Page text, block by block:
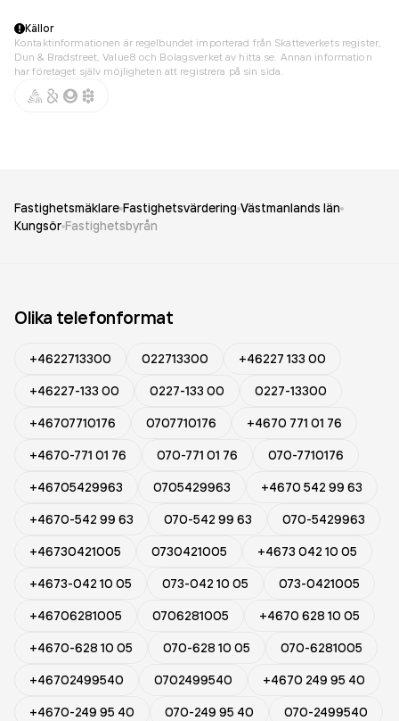
Källor
Kontaktinformationen är regelbundet importerad från Skatteverkets register,
Dun & Bradstreet, Value8 och Bolagsverket av hitta.se. Annan information
har företaget själv möjligheten att registrera på sin sida.
Fastighetsmäklare Fastighetsvärdering Västmanlands län
Kungsör Fastighetsbyrån
Olika telefonformat
+4622713300 022713300
+46227 133 00
+46227-133 00
0227-133 00
0227-13300
+46707710176
0707710176
+4670 771 01 76
+4670-771 01 76
070-771 01 76
070-7710176
+46705429963
0705429963
+4670 542 99 63
+4670-542 99 63
070-542 99 63
070-5429963
+46730421005
0730421005
+4673 042 10 05
+4673-042 10 05
073-042 10 05
073-0421005
+46706281005
0706281005
+4670 628 10 05
+4670-628 10 05
070-628 10 05
070-6281005
+46702499540
0702499540
+4670 249 95 40
+4670-249 95 40
070-249 95 40 070-2499540